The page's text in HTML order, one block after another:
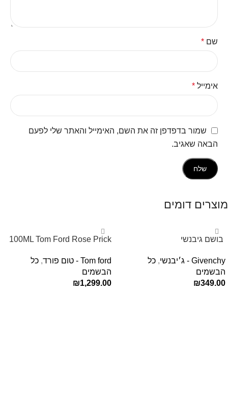
שם *
אימייל *
שמור בדפדפן זה את השם, האימייל והאתר שלי לפעם
הבאה שאגיב.
מוצרים דומים
‏ בושם גיבנשי
E.D.P 80ml ‏
Givenchy - ג׳יבנשי , כל
הבשמים
₪349.00
100ML Tom Ford Rose Prick
Tom ford - טום פורד
, כל
הבשמים
₪1,299.00